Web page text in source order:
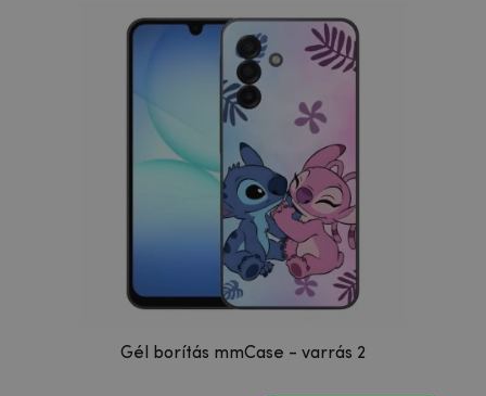
Gél borítás mmCase - varrás 2